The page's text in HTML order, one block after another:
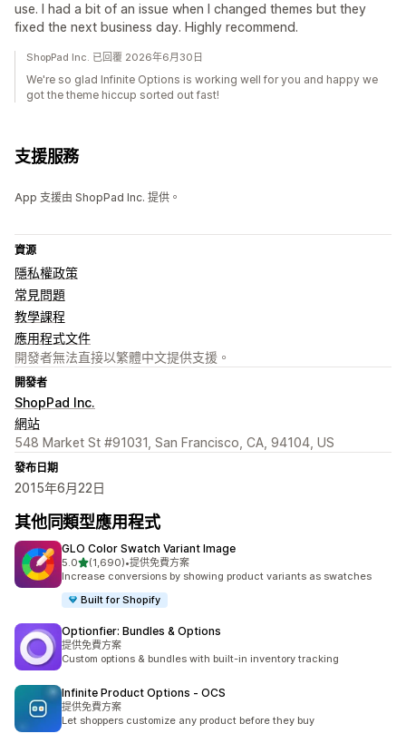
use. I had a bit of an issue when I changed themes but they
fixed the next business day. Highly recommend.
ShopPad Inc. 已回覆 2026年6月30日
We're so glad Infinite Options is working well for you and happy we
got the theme hiccup sorted out fast!
支援服務
App 支援由 ShopPad Inc. 提供。
資源
隱私權政策
常見問題
教學課程
應用程式文件
開發者無法直接以繁體中文提供支援。
開發者
ShopPad Inc.
網站
548 Market St #91031, San Francisco, CA, 94104, US
發布日期
2015年6月22日
其他同類型應用程式
GLO Color Swatch Variant Image
5.0滿分 5 顆星
(1,690)
共有 1690 則評價
•提供免費方案
Increase conversions by showing product variants as swatches
Built for Shopify
Optionfier: Bundles & Options
提供免費方案
Custom options & bundles with built-in inventory tracking
Infinite Product Options ‑ OCS
提供免費方案
Let shoppers customize any product before they buy